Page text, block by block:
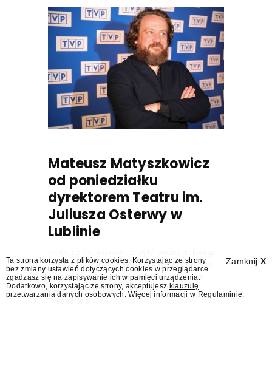
Mateusz Matyszkowicz
od poniedziałku
dyrektorem Teatru im.
Juliusza Osterwy w
Lublinie
Mateusz Matyszkowicz, były prezes Telewizji
Polskiej, w poniedziałek 10 sierpnia obejmie
stanowisko dyrektora Teatru im. Juliusza
Osterwy w Lublinie – dowiedział się
"Presserwis".
Zamknij X
Ta strona korzysta z plików cookies. Korzystając ze strony
bez zmiany ustawień dotyczących cookies w przeglądarce
zgadzasz się na zapisywanie ich w pamięci urządzenia.
Dodatkowo, korzystając ze strony, akceptujesz klauzulę
przetwarzania danych osobowych . Więcej informacji w Regulaminie.